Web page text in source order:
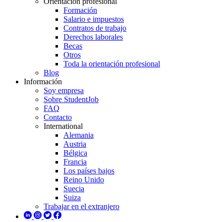
Formación
Salario e impuestos
Contratos de trabajo
Derechos laborales
Becas
Otros
Toda la orientación profesional
Blog
Información
Soy empresa
Sobre StudentJob
FAQ
Contacto
International
Alemania
Austria
Bélgica
Francia
Los países bajos
Reino Unido
Suecia
Suiza
Trabajar en el extranjero